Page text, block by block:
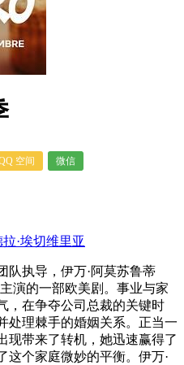
空间 微信
·埃切维里亚
队执导，伊万·阿莫苏鲁蒂
演的一部欧美剧。事业与家
，在争夺公司总裁的关键时
处理棘手的婚姻关系。正当一
现带来了转机，她迅速赢得了
这个家庭微妙的平衡。伊万·